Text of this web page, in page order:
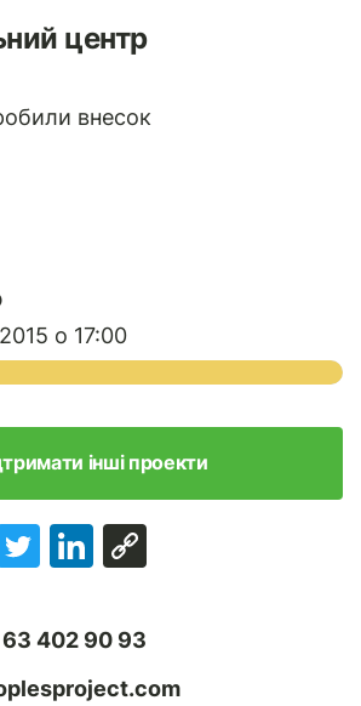
центр
внесок
о 17:00
інші проекти
402 90 93